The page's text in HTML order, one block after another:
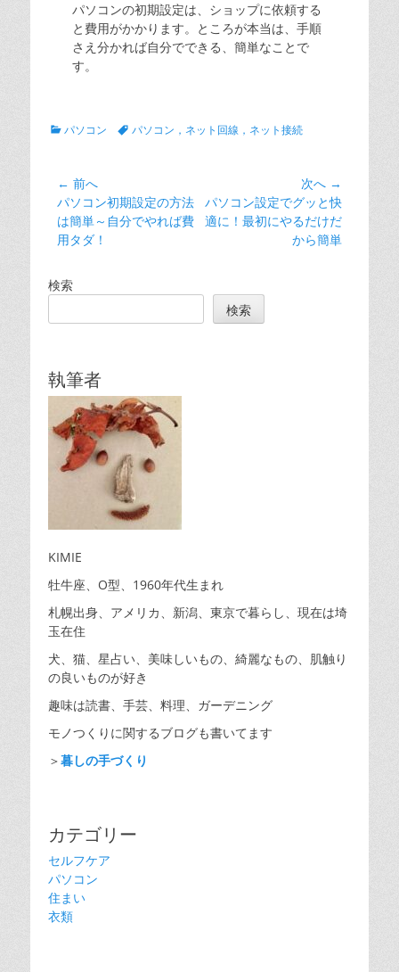
パソコンの初期設定は、ショップに依頼する
と費用がかかります。ところが本当は、手順
さえ分かれば自分でできる、簡単なことで
す。
カ パソコン
タ パソコン，ネット回線，ネット接続
投
稿
ナ
ゲ
ー
シ
ン
← 前へ
前
の
投
パソコン初期設定の方法
は簡単～自分でやれば費
用タダ！
次へ →
次
の
パソコン設定でグッと快
適に！最初にやるだけだ
から簡単
検索
検索
執筆者
KIMIE
牡牛座、O型、1960年代生まれ
札幌出身、アメリカ、新潟、東京で暮らし、現在は埼
玉在住
犬、猫、星占い、美味しいもの、綺麗なもの、肌触り
の良いものが好き
趣味は読書、手芸、料理、ガーデニング
モノつくりに関するブログも書いてます
＞暮しの手づくり
カテゴリー
セルフケア
パソコン
住まい
衣類